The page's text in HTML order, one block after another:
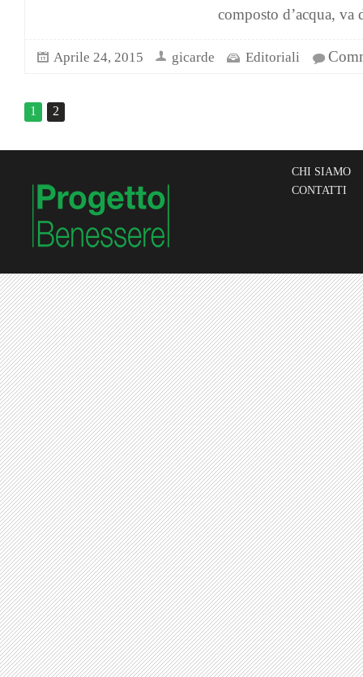
composto d’acqua, va
Aprile 24, 2015 gicarde Editoriali
1 2
CHI SIAMO
CONTATTI